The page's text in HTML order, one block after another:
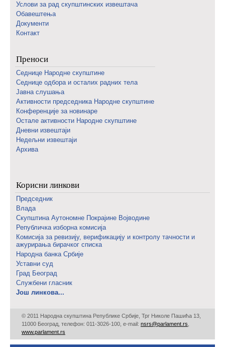
Услови за рад скупштинских извештача
Обавештења
Документи
Контакт
Преноси
Седнице Народне скупштине
Седнице одбора и осталих радних тела
Јавна слушања
Активности председника Народне скупштине
Конференције за новинаре
Oстале активности Народне скупштине
Дневни извештаји
Недељни извештаји
Архива
Корисни линкови
Председник
Влада
Скупштина Аутономне Покрајине Војводине
Републичка изборна комисија
Комисија за ревизију, верификацију и контролу тачности и
ажурирања бирачког списка
Народна банка Србије
Уставни суд
Град Београд
Службени гласник
Још линкова...
© 2011 Народна скупштина Републике Србије, Трг Николе Пашића 13,
11000 Београд, телефон: 011-3026-100, е-mail: nsrs@parlament.rs
www.parlament.rs